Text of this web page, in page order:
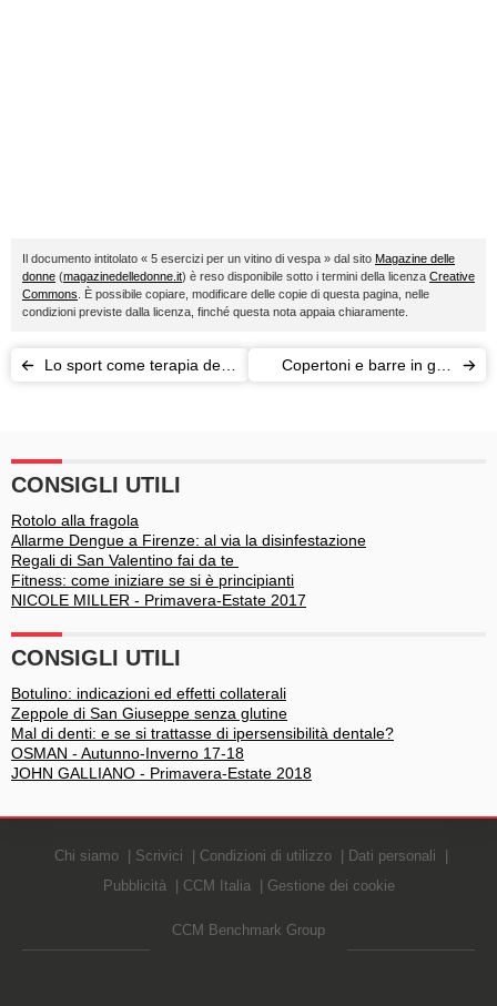
Il documento intitolato « 5 esercizi per un vitino di vespa » dal sito Magazine delle
donne (magazinedelledonne.it) è reso disponibile sotto i termini della licenza Creative
Commons . È possibile copiare, modificare delle copie di questa pagina, nelle
condizioni previste dalla licenza, finché questa nota appaia chiaramente.
Lo sport come terapia del
Copertoni e barre in gel:
CONSIGLI UTILI
Rotolo alla fragola
Allarme Dengue a Firenze: al via la disinfestazione
Regali di San Valentino fai da te
Fitness: come iniziare se si è principianti
NICOLE MILLER - Primavera-Estate 2017
CONSIGLI UTILI
Botulino: indicazioni ed effetti collaterali
Zeppole di San Giuseppe senza glutine
Mal di denti: e se si trattasse di ipersensibilità dentale?
OSMAN - Autunno-Inverno 17-18
JOHN GALLIANO - Primavera-Estate 2018
Chi siamo Scrivici Condizioni di utilizzo
Dati personali
Pubblicità
CCM Italia Gestione dei cookie
CCM Benchmark Group